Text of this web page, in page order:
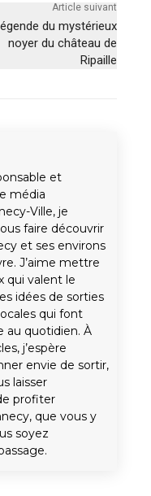
Article suivant
du mystérieux
noyer du château de
Ripaille
et
média
Ville, je
faire découvrir
et ses environs
J’aime mettre
qui valent le
idées de sorties
qui font
au quotidien. À
j’espère
envie de sortir,
laisser
profiter
que vous y
soyez